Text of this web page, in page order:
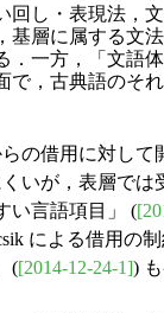
回し・表現法，
基層に属する文
．一方，「文語
で，古典語のそ
の借用に対して
いが，表層で
い言語項目」 (
による借用の
([2014-12-24-1])